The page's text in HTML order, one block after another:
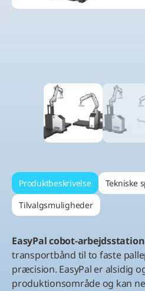
Produktbeskrivelse
Tekniske
Tilvalgsmuligheder
EasyPal cobot-arbejdsstation
transportbånd til to faste
præcision. EasyPal er alsidig
produktionsområde og kan